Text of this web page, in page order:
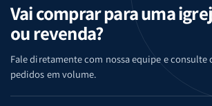
Vai comprar para uma
ou revenda?
Fale diretamente com nossa equipe e consulte
pedidos em volume.